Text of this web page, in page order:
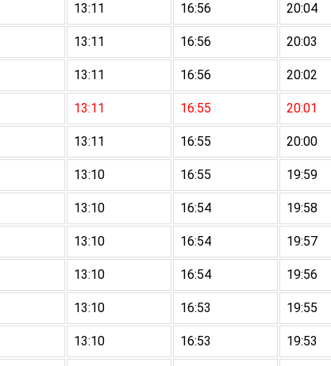
13:11 16:56 20:04
13:11 16:56 20:03
13:11 16:56 20:02
13:11 16:55 20:01
13:11 16:55 20:00
13:10 16:55 19:59
13:10 16:54 19:58
13:10 16:54 19:57
13:10 16:54 19:56
13:10 16:53 19:55
13:10 16:53 19:53